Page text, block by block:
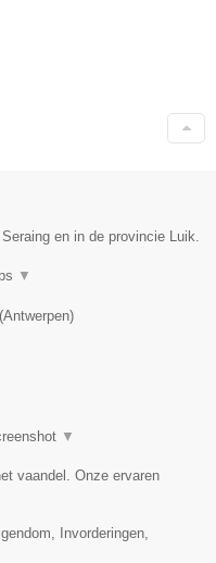
en in de provincie Luik.
▼
(Antwerpen)
▼
vaandel. Onze ervaren
Invorderingen,